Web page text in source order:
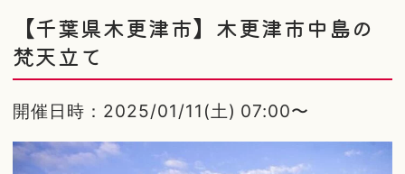
【千葉県木更津市】木更津市中島の
梵天立て
開催日時：2025/01/11(土) 07:00〜